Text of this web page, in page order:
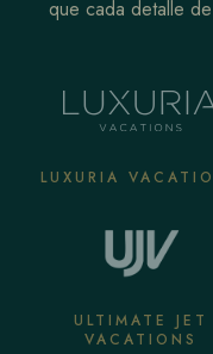
que cada detalle
LUXURIA
ULTIMATE JET
VACATIONS